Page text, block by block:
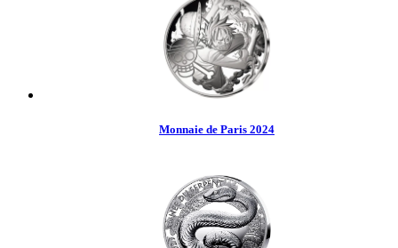
Monnaie de Paris 2024